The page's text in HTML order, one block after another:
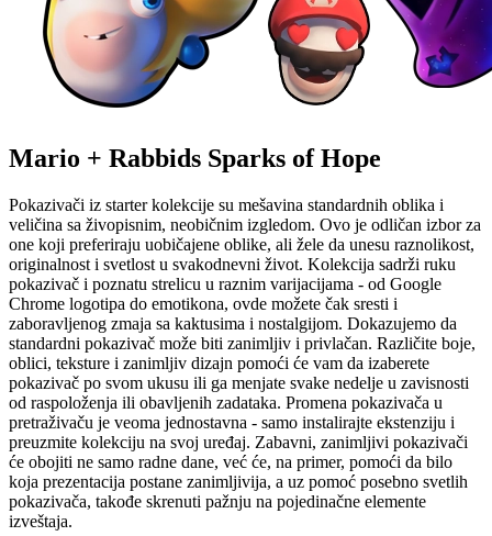
Mario + Rabbids Sparks of Hope
Pokazivači iz starter kolekcije su mešavina standardnih oblika i
veličina sa živopisnim, neobičnim izgledom. Ovo je odličan izbor za
one koji preferiraju uobičajene oblike, ali žele da unesu raznolikost,
originalnost i svetlost u svakodnevni život. Kolekcija sadrži ruku
pokazivač i poznatu strelicu u raznim varijacijama - od Google
Chrome logotipa do emotikona, ovde možete čak sresti i
zaboravljenog zmaja sa kaktusima i nostalgijom. Dokazujemo da
standardni pokazivač može biti zanimljiv i privlačan. Različite boje,
oblici, teksture i zanimljiv dizajn pomoći će vam da izaberete
pokazivač po svom ukusu ili ga menjate svake nedelje u zavisnosti
od raspoloženja ili obavljenih zadataka. Promena pokazivača u
pretraživaču je veoma jednostavna - samo instalirajte ekstenziju i
preuzmite kolekciju na svoj uređaj. Zabavni, zanimljivi pokazivači
će obojiti ne samo radne dane, već će, na primer, pomoći da bilo
koja prezentacija postane zanimljivija, a uz pomoć posebno svetlih
pokazivača, takođe skrenuti pažnju na pojedinačne elemente
izveštaja.